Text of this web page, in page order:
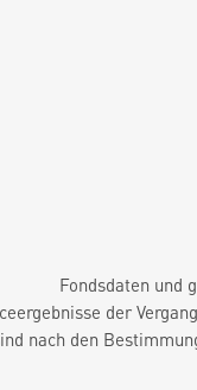
Fondsdaten und
der
nach den